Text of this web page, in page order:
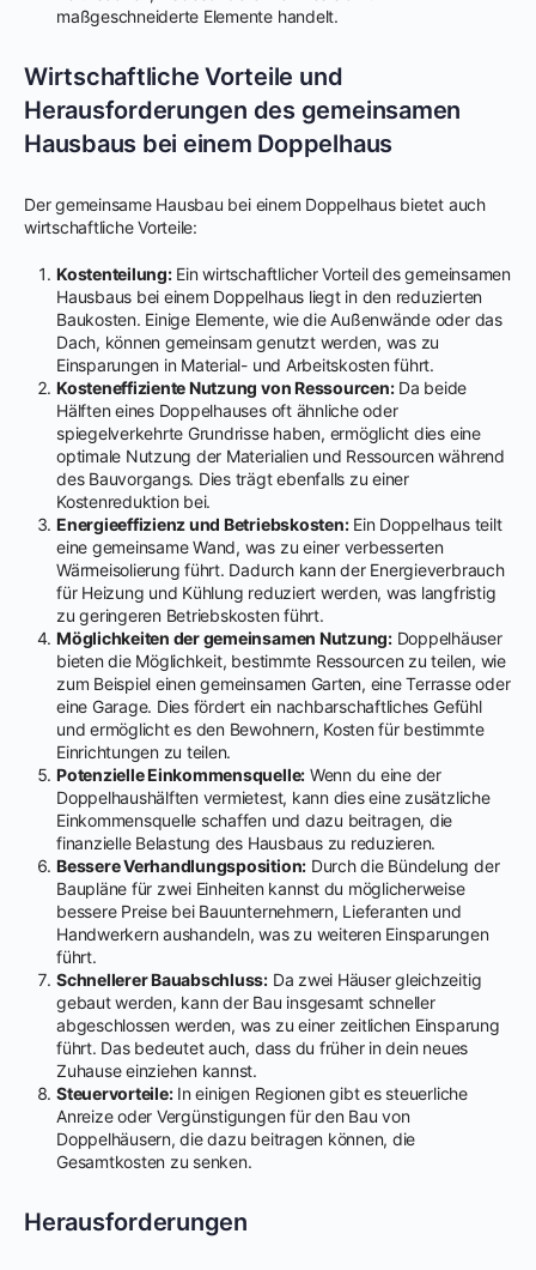
maßgeschneiderte Elemente handelt.
Wirtschaftliche Vorteile und
Herausforderungen des gemeinsamen
Hausbaus bei einem Doppelhaus
Der gemeinsame Hausbau bei einem Doppelhaus bietet auch
wirtschaftliche Vorteile:
Kostenteilung:Ein wirtschaftlicher Vorteil des gemeinsamen
Hausbaus bei einem Doppelhaus liegt in den reduzierten
Baukosten. Einige Elemente, wie die Außenwände oder das
Dach, können gemeinsam genutzt werden, was zu
Einsparungen in Material- und Arbeitskosten führt.
Kosteneffiziente Nutzung von Ressourcen:Da beide
Hälften eines Doppelhauses oft ähnliche oder
spiegelverkehrte Grundrisse haben, ermöglicht dies eine
optimale Nutzung der Materialien und Ressourcen während
des Bauvorgangs. Dies trägt ebenfalls zu einer
Kostenreduktion bei.
Energieeffizienz und Betriebskosten:Ein Doppelhaus teilt
eine gemeinsame Wand, was zu einer verbesserten
Wärmeisolierung führt. Dadurch kann der Energieverbrauch
für Heizung und Kühlung reduziert werden, was langfristig
zu geringeren Betriebskosten führt.
Möglichkeiten der gemeinsamen Nutzung:Doppelhäuser
bieten die Möglichkeit, bestimmte Ressourcen zu teilen, wie
zum Beispiel einen gemeinsamen Garten, eine Terrasse oder
eine Garage. Dies fördert ein nachbarschaftliches Gefühl
und ermöglicht es den Bewohnern, Kosten für bestimmte
Einrichtungen zu teilen.
Potenzielle Einkommensquelle: Wenn du eine der
Doppelhaushälften vermietest, kann dies eine zusätzliche
Einkommensquelle schaffen und dazu beitragen, die
finanzielle Belastung des Hausbaus zu reduzieren.
Bessere Verhandlungsposition: Durch die Bündelung der
Baupläne für zwei Einheiten kannst du möglicherweise
bessere Preise bei Bauunternehmern, Lieferanten und
Handwerkern aushandeln, was zu weiteren Einsparungen
führt.
Schnellerer Bauabschluss: Da zwei Häuser gleichzeitig
gebaut werden, kann der Bau insgesamt schneller
abgeschlossen werden, was zu einer zeitlichen Einsparung
führt. Das bedeutet auch, dass du früher in dein neues
Zuhause einziehen kannst.
Steuervorteile:In einigen Regionen gibt es steuerliche
Anreize oder Vergünstigungen für den Bau von
Doppelhäusern, die dazu beitragen können, die
Gesamtkosten zu senken.
Herausforderungen